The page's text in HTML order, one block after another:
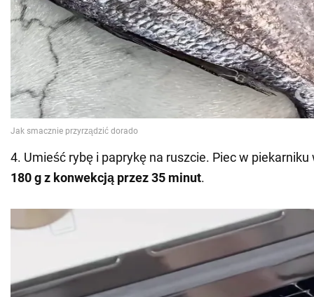
4. Umieść rybę i paprykę na ruszcie. Piec w
180 g z konwekcją przez 35 minut.